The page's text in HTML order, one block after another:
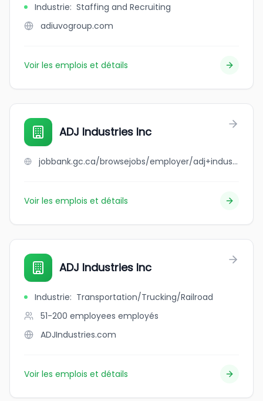
Industrie: Staffing and Recruiting
adiuvogroup.com
Voir les emplois et détails
ADJ Industries Inc
jobbank.gc.ca/browsejobs/employer/adj+industries+inc/ca
Voir les emplois et détails
ADJ Industries Inc
Industrie: Transportation/Trucking/Railroad
51-200 employees employés
ADJIndustries.com
Voir les emplois et détails